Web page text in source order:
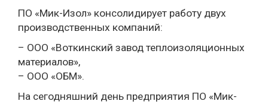
ПО «Мик-Изол» консолидирует работу двух
производственных компаний:
– ООО «Воткинский завод теплоизоляционных
материалов»,
– ООО «ОБМ».
На сегодняшний день предприятия ПО «Мик-